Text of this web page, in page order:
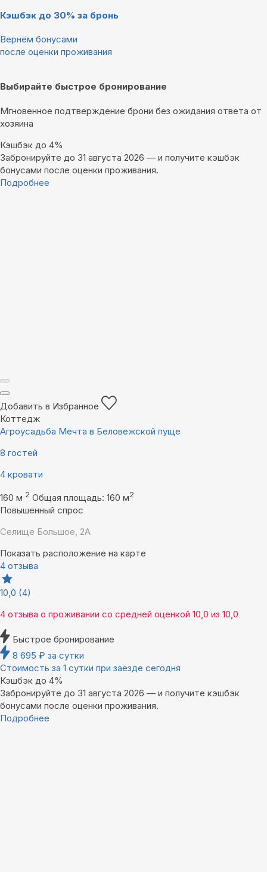
Кэшбэк до 30% за бронь
Вернём бонусами
после оценки проживания
Выбирайте быстрое бронирование
Мгновенное подтверждение брони без ожидания ответа от
хозяина
Кэшбэк до 4%
Забронируйте до 31 августа 2026 — и получите кэшбэк
бонусами после оценки проживания.
Подробнее
Добавить в Избранное
Коттедж
Агроусадьба Мечта в Беловежской пуще
8 гостей
4 кровати
160 м 2 Общая площадь: 160 м2
Повышенный спрос
Селище Большое, 2А
Показать расположение на карте
4 отзыва
10,0 (4)
4 отзыва о проживании со средней оценкой 10,0 из 10,0
Быстрое бронирование
8 695 ₽ за сутки
Стоимость за 1 сутки при заезде сегодня
Кэшбэк до 4%
Забронируйте до 31 августа 2026 — и получите кэшбэк
бонусами после оценки проживания.
Подробнее